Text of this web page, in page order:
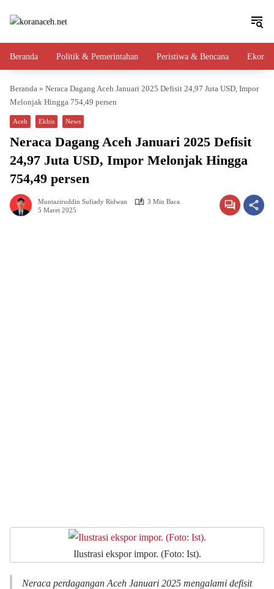
Beranda Politik & Pemerintahan Peristiwa & Bencana
Beranda » Neraca Dagang Aceh Januari 2025 Defisit 24,97 Juta USD, Impor
Melonjak Hingga 754,49 persen
Aceh Ekbis News
Neraca Dagang Aceh Januari 2025 Defisit
24,97 Juta USD, Impor Melonjak Hingga
754,49 persen
Muntaziruddin Sufiady Ridwan
3 Min Baca
5 Maret 2025
Ilustrasi ekspor impor. (Foto: Ist).
Neraca perdagangan Aceh Januari 2025 mengalami defisit